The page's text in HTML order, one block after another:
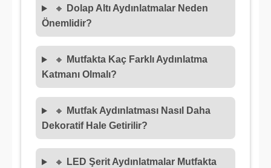
🔸
Dolap Altı Aydınlatmalar Neden
Önemlidir?
🔸
Mutfakta Kaç Farklı Aydınlatma
Katmanı Olmalı?
🔸
Mutfak Aydınlatması Nasıl Daha
Dekoratif Hale Getirilir?
🔸
LED Şerit Aydınlatmalar Mutfakta